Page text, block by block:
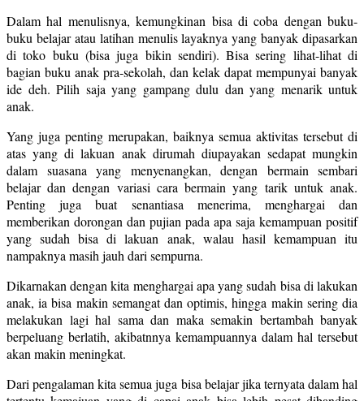
Dalam hal menulisnya, kemungkinan bisa di coba dengan buku-
buku belajar atau latihan menulis layaknya yang banyak dipasarkan
di toko buku (bisa juga bikin sendiri). Bisa sering lihat-lihat di
bagian buku anak pra-sekolah, dan kelak dapat mempunyai banyak
ide deh. Pilih saja yang gampang dulu dan yang menarik untuk
anak.
Yang juga penting merupakan, baiknya semua aktivitas tersebut di
atas yang di lakuan anak dirumah diupayakan sedapat mungkin
dalam suasana yang menyenangkan, dengan bermain sembari
belajar dan dengan variasi cara bermain yang tarik untuk anak.
Penting juga buat senantiasa menerima, menghargai dan
memberikan dorongan dan pujian pada apa saja kemampuan positif
yang sudah bisa di lakuan anak, walau hasil kemampuan itu
nampaknya masih jauh dari sempurna.
Dikarnakan dengan kita menghargai apa yang sudah bisa di lakukan
anak, ia bisa makin semangat dan optimis, hingga makin sering dia
melakukan lagi hal sama dan maka semakin bertambah banyak
berpeluang berlatih, akibatnnya kemampuannya dalam hal tersebut
akan makin meningkat.
Dari pengalaman kita semua juga bisa belajar jika ternyata dalam hal